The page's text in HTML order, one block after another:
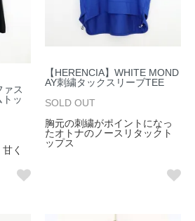
ァス
ッ
く
【HERENCIA】WHITE MOND
AY刺繍タックスリーブTEE
SOLD OUT
胸元の刺繍がポイントになっ
たオトナのノースリタックト
ップス